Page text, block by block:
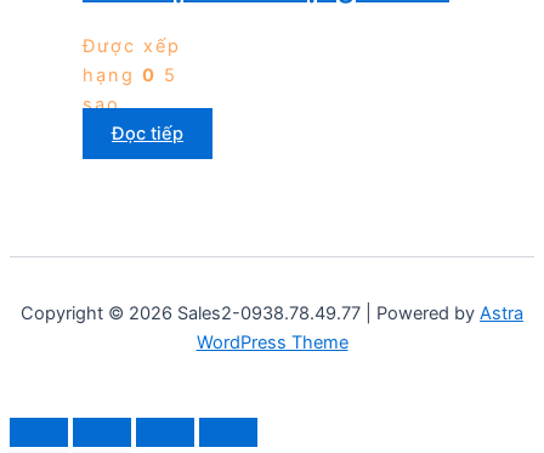
Được xếp
hạng 0 5
sao
Đọc tiếp
Copyright © 2026 Sales2-0938.78.49.77 | Powered by Astra
WordPress Theme